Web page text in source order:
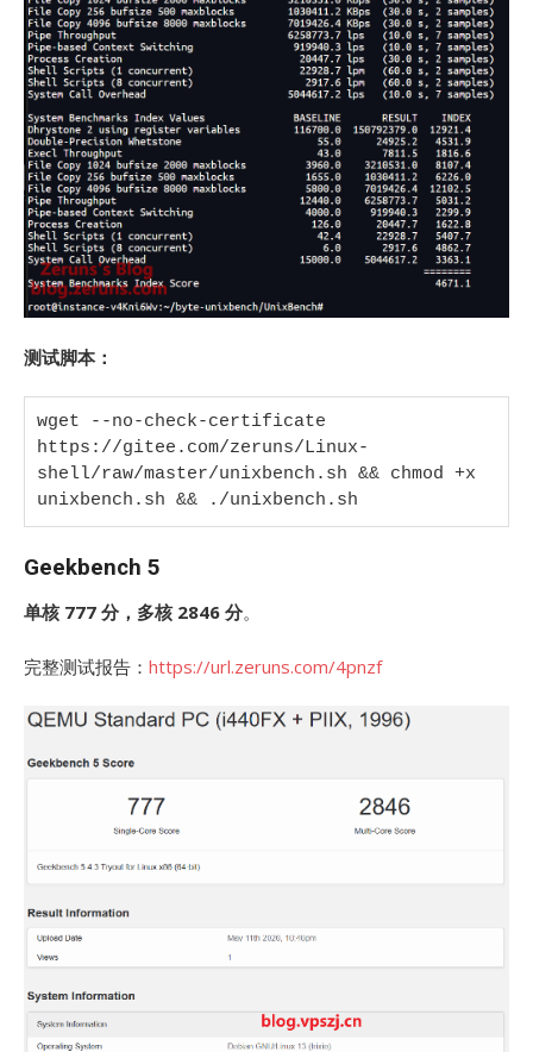
测试脚本：
wget --no-check-certificate
https://gitee.com/zeruns/Linux-
shell/raw/master/unixbench.sh && chmod +x
unixbench.sh && ./unixbench.sh
Geekbench 5
单核 777 分，多核 2846 分。
完整测试报告： https://url.zeruns.com/4pnzf